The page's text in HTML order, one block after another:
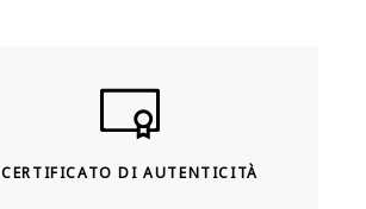
CERTIFICATO DI AUTENTICITÀ